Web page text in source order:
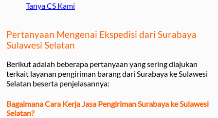
Tanya CS Kami
Pertanyaan Mengenai Ekspedisi dari Surabaya
Sulawesi Selatan
Berikut adalah beberapa pertanyaan yang sering diajukan
terkait layanan pengiriman barang dari Surabaya ke Sulawesi
Selatan beserta penjelasannya:
Bagaimana Cara Kerja Jasa Pengiriman Surabaya ke Sulawesi
Selatan?